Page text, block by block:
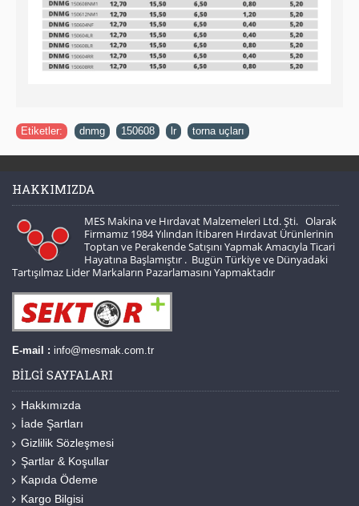
Etiketler: dnmg 150608 lr torna uçları
HAKKIMIZDA
MES Makina ve Hırdavat Malzemeleri Ltd. Şti. Olarak
Firmamız 1984 Yılından İtibaren Hırdavat Ürünlerinin
Toptan ve Perakende Satışını Yapmak Amacıyla Ticari
Hayatına Başlamıştır . Bugün Türkiye ve Dünyadaki
Tartışılmaz Lider Markaların Pazarlamasını Yapmaktadır
E-mail : info@mesmak.com.tr
BILGI SAYFALARI
Hakkımızda
İade Şartları
Gizlilik Sözleşmesi
Şartlar & Koşullar
Kapıda Ödeme
Kargo Bilgisi